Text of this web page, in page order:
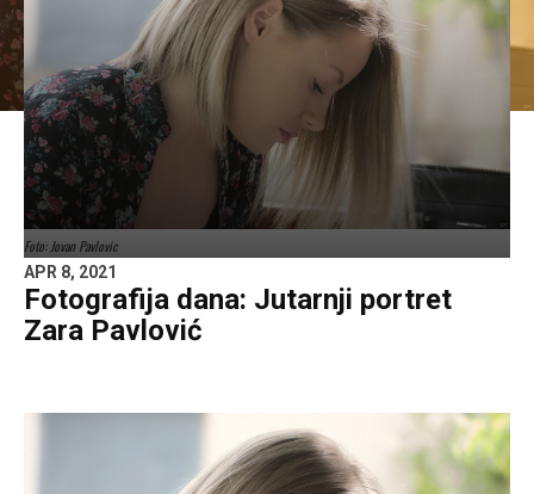
Foto: Jovan Pavlovic
APR 8, 2021
Fotografija dana: Jutarnji portret
Zara Pavlović